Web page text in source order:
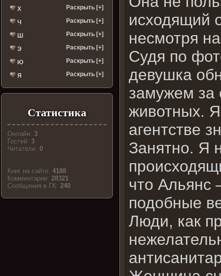
Х Раскрыть [+]
Ч Раскрыть [+]
Ш Раскрыть [+]
Э Раскрыть [+]
Ю Раскрыть [+]
Я Раскрыть [+]
Статистика
Онлайн:3
Гостей:3
Читатели:0
Книг на сайте:4188
Комментарии:28321
Cообщения в ГК:240
исходящий
несмотря
Судя по
девушка
замужем за
животных.
агентстве
Занятно. Я
что Альянс
подобные
Люди, как